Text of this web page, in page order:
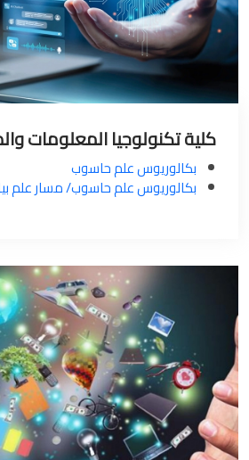
كلية تكنولوجيا المعلومات
بكالوريوس علم حاسوب
بكالوريوس علم حاسوب/ مسار علم